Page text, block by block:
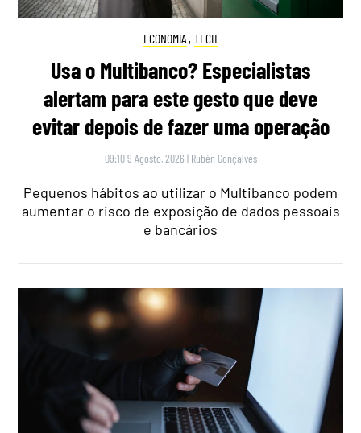
ECONOMIA , TECH
Usa o Multibanco? Especialistas
alertam para este gesto que deve
evitar depois de fazer uma operação
09:10 9 Agosto, 2026 | Rubén Gonçalves
Pequenos hábitos ao utilizar o Multibanco podem
aumentar o risco de exposição de dados pessoais
e bancários